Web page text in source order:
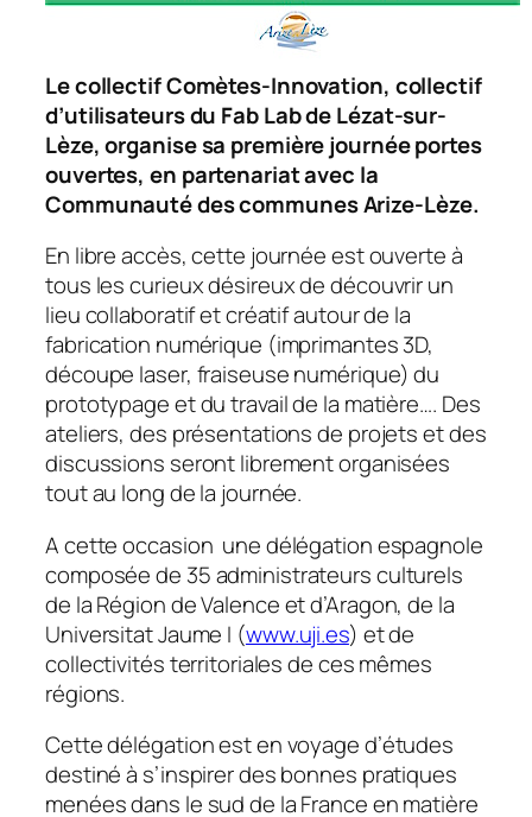
Le collectif Comètes-Innovation, collectif
d’utilisateurs du Fab Lab de Lézat-sur-
Lèze, organise sa première journée portes
ouvertes, en partenariat avec la
Communauté des communes Arize-Lèze.
En libre accès, cette journée est ouverte à
tous les curieux désireux de découvrir un
lieu collaboratif et créatif autour de la
fabrication numérique (imprimantes 3D,
découpe laser, fraiseuse numérique) du
prototypage et du travail de la matière…. Des
ateliers, des présentations de projets et des
discussions seront librement organisées
tout au long de la journée.
A cette occasion une délégation espagnole
composée de 35 administrateurs culturels
de la Région de Valence et d’Aragon, de la
Universitat Jaume I (www.uji.es) et de
collectivités territoriales de ces mêmes
régions.
Cette délégation est en voyage d’études
destiné à s’inspirer des bonnes pratiques
menées dans le sud de la France en matière